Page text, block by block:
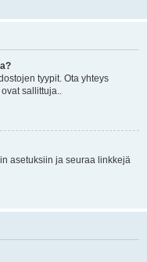
tyypit. Ota yhteys
sallittuja..
asetuksiin ja seuraa linkkejä